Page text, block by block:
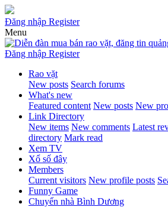
Đăng nhập Register
Menu
Đăng nhập Register
Rao vặt
New posts Search forums
What's new
Featured content New posts New
Link Directory
New items New comments Latest
directory Mark read
Xem TV
Xổ số đây
Members
Current visitors New profile posts
Funny Game
Chuyển nhà Bình Dương